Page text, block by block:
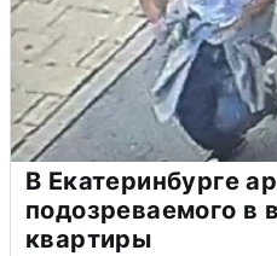
В Екатеринбурге
подозреваемого в
квартиры